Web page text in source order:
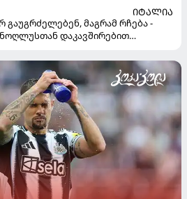
ᲘᲢᲐᲚᲘᲐ
გაუგრძელებენ, მაგრამ რჩება -
დაკავშირებით